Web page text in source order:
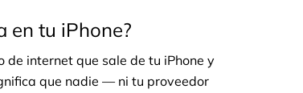
en tu iPhone?
internet que sale de tu iPhone y
que nadie — ni tu proveedor